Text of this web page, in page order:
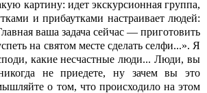
картину: идет экскурсионная группа,
и прибаутками настраивает людей:
ваша задача сейчас — приготовить
на святом месте сделать селфи...». Я
какие несчастные люди... Люди, вы
не приедете, ну зачем вы это
о том, что происходило на этом